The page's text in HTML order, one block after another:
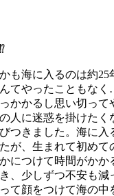
も海に入るのは約25
てやったこともな
かかるし思い切って
人に迷惑を掛けたく
つきました。海に入
が、生まれて初め
につけて時間がかか
、少しずつ不安も減
て顔をつけて海の中